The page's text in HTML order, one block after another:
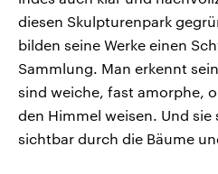
diesen Skulpturenpark
bilden seine Werke einen
Sammlung. Man erkennt
sind weiche, fast amorphe,
den Himmel weisen. Und
sichtbar durch die Bäume